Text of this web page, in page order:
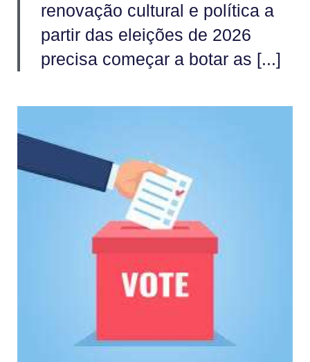
renovação cultural e política a
partir das eleições de 2026
precisa começar a botar as [...]